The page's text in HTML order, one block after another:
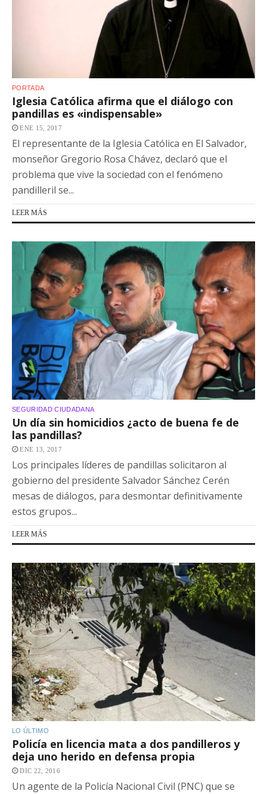
PORTADA
Iglesia Católica afirma que el diálogo con
pandillas es «indispensable»
ENE 15, 2017
El representante de la Iglesia Católica en El Salvador,
monseñor Gregorio Rosa Chávez, declaró que el
problema que vive la sociedad con el fenómeno
pandilleril se...
LEER MÁS
SEGURIDAD CIUDADANA
Un día sin homicidios ¿acto de buena fe de
las pandillas?
ENE 13, 2017
Los principales líderes de pandillas solicitaron al
gobierno del presidente Salvador Sánchez Cerén
mesas de diálogos, para desmontar definitivamente
estos grupos...
LEER MÁS
LO ÚLTIMO
Policía en licencia mata a dos pandilleros y
deja uno herido en defensa propia
DIC 22, 2016
Un agente de la Policía Nacional Civil (PNC) que se